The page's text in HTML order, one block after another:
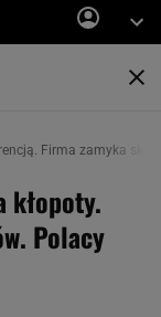
Firma zamyka
kłopoty.
Polacy